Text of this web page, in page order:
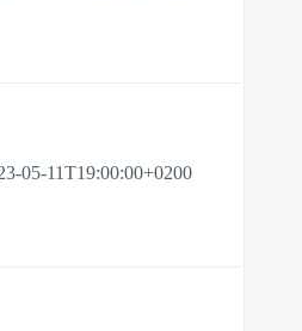
05-11T19:00:00+0200